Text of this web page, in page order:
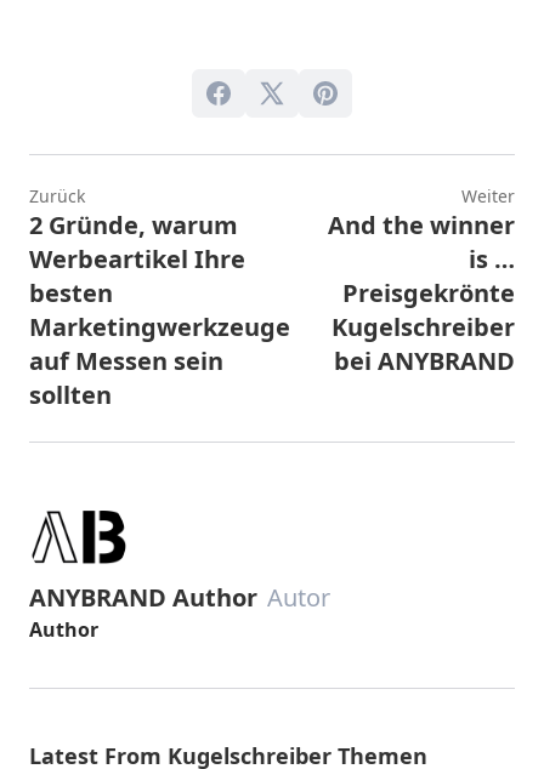
Zurück
2 Gründe, warum
Werbeartikel Ihre
besten
Marketingwerkzeuge
auf Messen sein
sollten
Weiter
And the winner
is …
Preisgekrönte
Kugelschreiber
bei ANYBRAND
ANYBRAND Author Autor
Author
Latest From Kugelschreiber Themen